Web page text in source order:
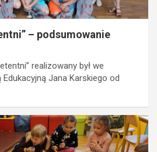
– podsumowanie
realizowany był we
Jana Karskiego od